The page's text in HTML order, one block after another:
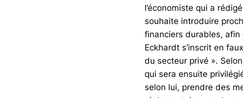
l’économiste qui a
souhaite introduire
financiers durables, afin
Eckhardt s’inscrit en
du secteur privé ».
qui sera ensuite
selon lui, prendre des